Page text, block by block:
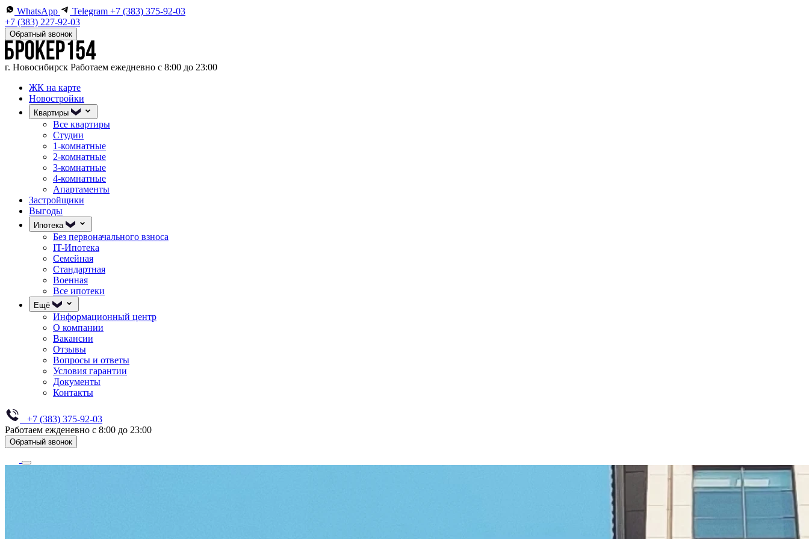
WhatsApp Telegram +7 (383) 375-92-03
+7 (383) 227-92-03
Обратный звонок
г. Новосибирск Работаем ежедневно с 8:00 до 23:00
ЖК на карте
Новостройки
Квартиры
Все квартиры
Студии
1-комнатные
2-комнатные
3-комнатные
4-комнатные
Апартаменты
Застройщики
Выгоды
Ипотека
Без первоначального взноса
IT-Ипотека
Семейная
Стандартная
Военная
Все ипотеки
Ещё
Информационный центр
О компании
Вакансии
Отзывы
Вопросы и ответы
Условия гарантии
Документы
Контакты
+7 (383) 375-92-03
Работаем ежденевно с 8:00 до 23:00
Обратный звонок